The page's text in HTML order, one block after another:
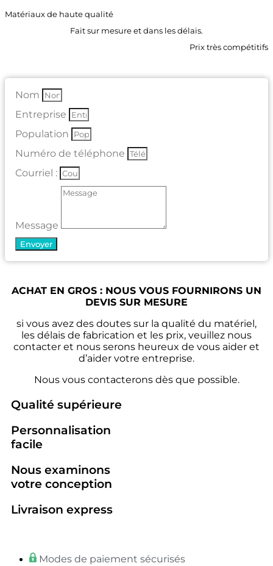
Matériaux de haute qualité
Fait sur mesure et dans les délais.
Prix très compétitifs
Nom
Entreprise
Population
Numéro de téléphone
Courriel :
Message
Envoyer
ACHAT EN GROS : NOUS VOUS FOURNIRONS UN
DEVIS SUR MESURE
si vous avez des doutes sur la qualité du matériel,
les délais de fabrication et les prix, veuillez nous
contacter et nous serons heureux de vous aider et
d’aider votre entreprise.
Nous vous contacterons dès que possible.
Qualité supérieure
Personnalisation
facile
Nous examinons
votre conception
Livraison express
Modes de paiement sécurisés